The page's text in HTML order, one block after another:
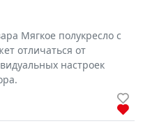
Мягкое полукресло с
отличаться от
настроек